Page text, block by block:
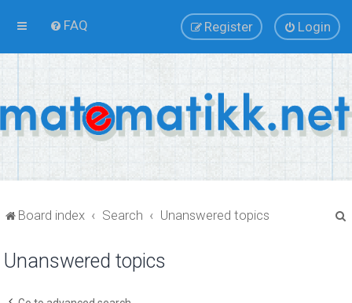
FAQ Login
Register
Board index Search Unanswered topics
Unanswered topics